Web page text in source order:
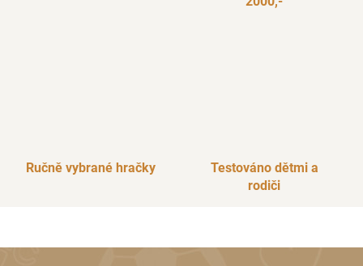
Ručně vybrané hračky
Testováno dětmi a
rodiči